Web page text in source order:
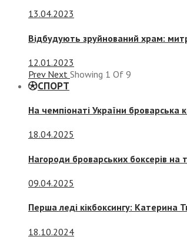
13.04.2023
Відбудують зруйнований храм:
12.01.2023
Prev Next Showing 1 Of 9
СПОРТ
На чемпіонаті України броварська
18.04.2025
Нагороди броварських боксерів на
09.04.2025
Перша леді кікбоксингу: Катерина
18.10.2024